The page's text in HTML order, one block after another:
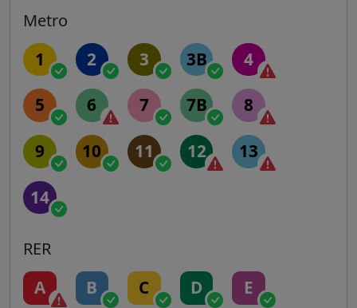
Metro
1 2 3 3B 4
5 6 7 7B 8
9 10 11 12 13
14
RER
A B C D E